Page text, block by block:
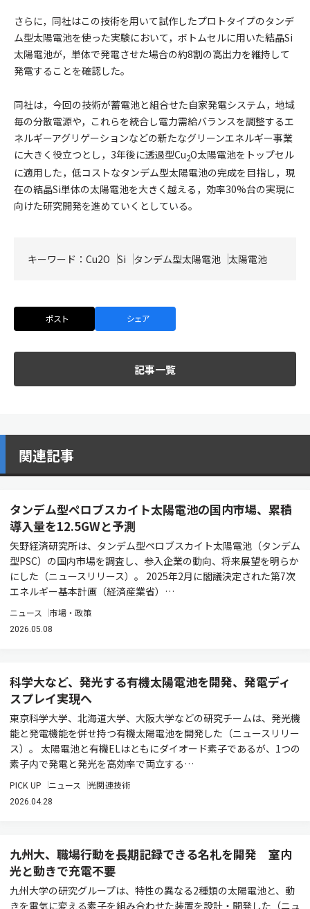
さらに，同社はこの技術を用いて試作したプロトタイプのタンデ
ム型太陽電池を使った実験において，ボトムセルに用いた結晶Si
太陽電池が，単体で発電させた場合の約8割の高出力を維持して
発電することを確認した。
同社は，今回の技術が蓄電池と組合せた自家発電システム，地域
毎の分散電源や，これらを統合し電力需給バランスを調整するエ
ネルギーアグリゲーションなどの新たなグリーンエネルギー事業
に大きく役立つとし，3年後に透過型Cu2O太陽電池をトップセル
に適用した，低コストなタンデム型太陽電池の完成を目指し，現
在の結晶Si単体の太陽電池を大きく越える，効率30%台の実現に
向けた研究開発を進めていくとしている。
キーワード： Cu2O Si タンデム型太陽電池 太陽電池
ポスト シェア
記事一覧
関連記事
タンデム型ペロブスカイト太陽電池の国内市場、累積
導入量を12.5GWと予測
矢野経済研究所は、タンデム型ペロブスカイト太陽電池（タンデム
型PSC）の国内市場を調査し、参入企業の動向、将来展望を明らか
にした（ニュースリリース）。 2025年2月に閣議決定された第7次
エネルギー基本計画（経済産業省）…
ニュース 市場・政策
2026.05.08
科学大など、発光する有機太陽電池を開発、発電ディ
スプレイ実現へ
東京科学大学、北海道大学、大阪大学などの研究チームは、発光機
能と発電機能を併せ持つ有機太陽電池を開発した（ニュースリリー
ス）。 太陽電池と有機ELはともにダイオード素子であるが、1つの
素子内で発電と発光を高効率で両立する…
PICK UP ニュース 光関連技術
2026.04.28
九州大、職場行動を長期記録できる名札を開発 室内
光と動きで充電不要
九州大学の研究グループは、特性の異なる2種類の太陽電池と、動
きを電気に変える素子を組み合わせた装置を設計・開発した（ニュ